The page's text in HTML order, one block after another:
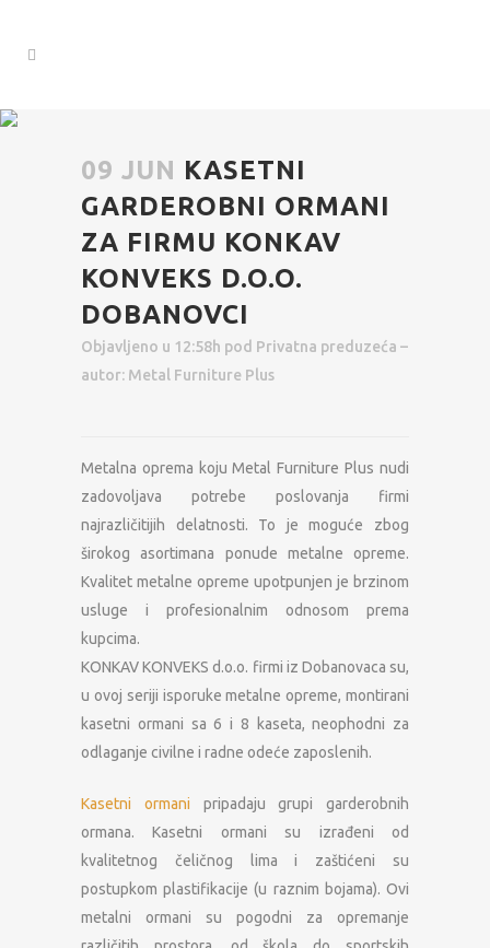
09 JUN KASETNI
GARDEROBNI ORMANI
ZA FIRMU KONKAV
KONVEKS D.O.O.
DOBANOVCI
Objavljeno u 12:58h pod Privatna preduzeća –
autor: Metal Furniture Plus
Metalna oprema koju Metal Furniture Plus nudi
zadovoljava potrebe poslovanja firmi
najrazličitijih delatnosti. To je moguće zbog
širokog asortimana ponude metalne opreme.
Kvalitet metalne opreme upotpunjen je brzinom
usluge i profesionalnim odnosom prema
kupcima.
KONKAV KONVEKS d.o.o. firmi iz Dobanovaca su,
u ovoj seriji isporuke metalne opreme, montirani
kasetni ormani sa 6 i 8 kaseta, neophodni za
odlaganje civilne i radne odeće zaposlenih.
Kasetni ormani pripadaju grupi garderobnih
ormana. Kasetni ormani su izrađeni od
kvalitetnog čeličnog lima i zaštićeni su
postupkom plastifikacije (u raznim bojama). Ovi
metalni ormani su pogodni za opremanje